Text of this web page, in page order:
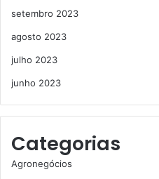
setembro 2023
agosto 2023
julho 2023
junho 2023
Categorias
Agronegócios